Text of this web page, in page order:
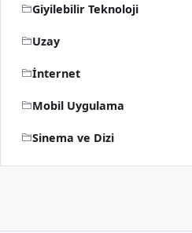
Giyilebilir Teknoloji
Uzay
İnternet
Mobil Uygulama
Sinema ve Dizi